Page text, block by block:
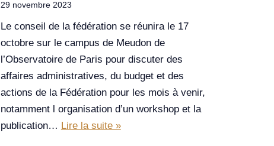
29 novembre 2023
Le conseil de la fédération se réunira le 17
octobre sur le campus de Meudon de
l’Observatoire de Paris pour discuter des
affaires administratives, du budget et des
actions de la Fédération pour les mois à venir,
notamment l organisation d’un workshop et la
publication… Lire la suite »